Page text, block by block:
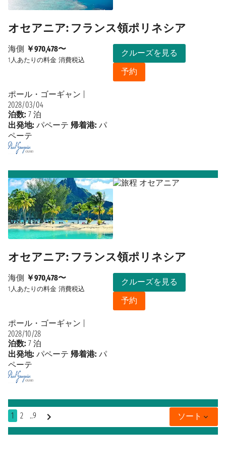
オセアニア: フランス領ポリネシア
海側 ￥970,478〜
1人あたりの料金 消費税込
クルーズを見る
予約
ポール・ゴーギャン
2028/03/04
泊数: 7 泊
出発地: パペーテ 帰着港: パ
ペーテ
オセアニア: フランス領ポリネシア
海側 ￥970,478〜
1人あたりの料金 消費税込
クルーズを見る
予約
ポール・ゴーギャン
2028/10/28
泊数: 7 泊
出発地: パペーテ 帰着港: パ
ペーテ
1 2 ..9 ソート